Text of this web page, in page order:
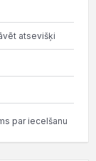
atsevišķi
par iecelšanu